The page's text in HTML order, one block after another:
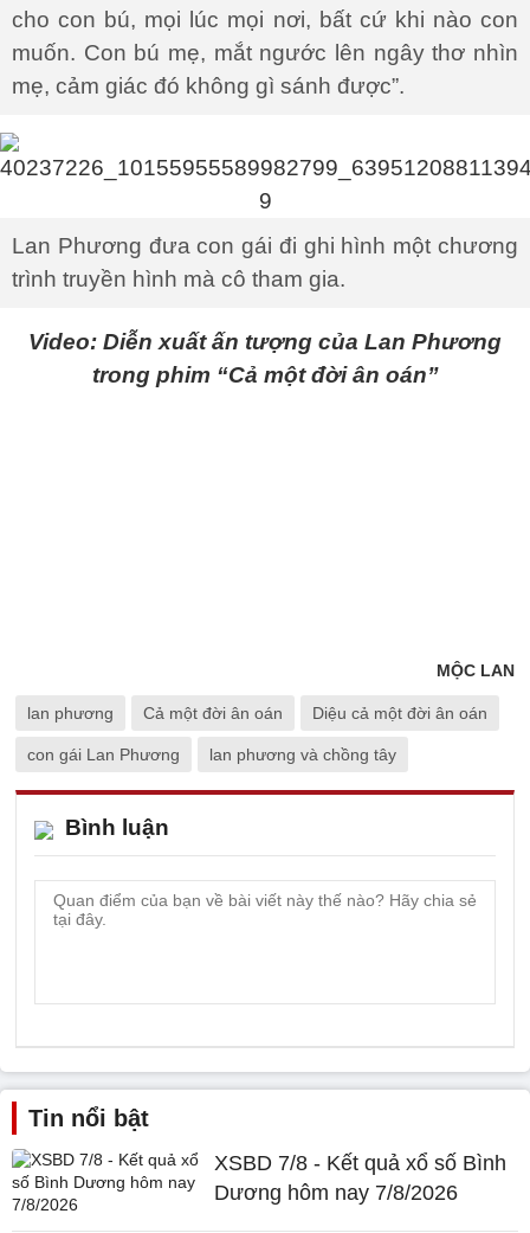
cho con bú, mọi lúc mọi nơi, bất cứ khi nào con
muốn. Con bú mẹ, mắt ngước lên ngây thơ nhìn
mẹ, cảm giác đó không gì sánh được”.
Lan Phương đưa con gái đi ghi hình một chương
trình truyền hình mà cô tham gia.
Video: Diễn xuất ấn tượng của Lan Phương
trong phim “Cả một đời ân oán”
MỘC LAN
lan phương Cả một đời ân oán Diệu cả một đời ân oán
con gái Lan Phương lan phương và chồng tây
Bình luận
Tin nổi bật
XSBD 7/8 - Kết quả xổ số Bình
Dương hôm nay 7/8/2026